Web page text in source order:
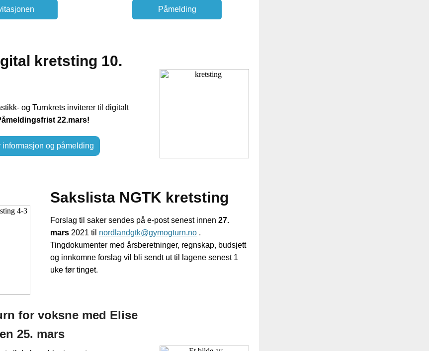
Påmelding
kretsting 10.
og Turnkrets inviterer til digitalt
22.mars!
informasjon og påmelding
Sakslista NGTK kretsting
Forslag til saker sendes på e-post senest innen 27.
mars 2021 til nordlandgtk@gymogturn.no .
Tingdokumenter med årsberetninger, regnskap, budsjett
og innkomne forslag vil bli sendt ut til lagene senest 1
uke før tinget.
for voksne med Elise
25. mars